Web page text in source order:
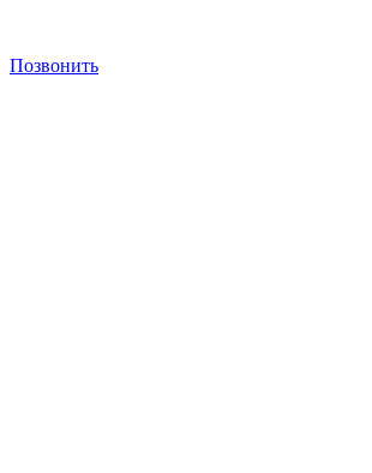
Позвонить